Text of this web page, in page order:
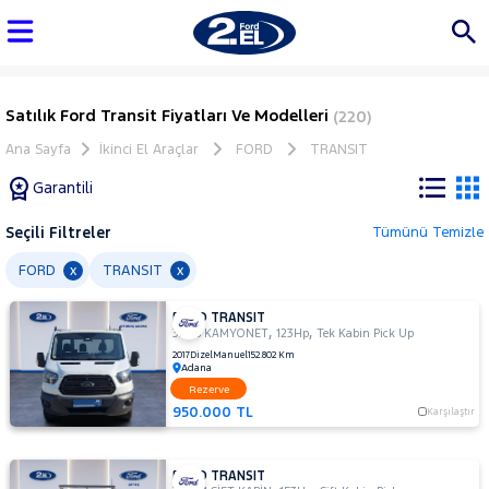
Satılık Ford Transit Fiyatları Ve Modelleri (220)
Ana Sayfa İkinci El Araçlar FORD TRANSIT
Garantili
Tüm
Araçlar
AUDI
BMC
BMW
BYD
Seçili Filtreler Tümünü Temizle
FORD x TRANSIT x
FORD TRANSIT
330S KAMYONET,123Hp,Tek Kabin Pick Up
2017DizelManuel152.802 Km
Adana
950.000 TL Karşılaştır
Rezerve
FORD TRANSIT